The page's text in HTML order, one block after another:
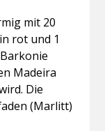
mit 20
rot und 1
Madeira
Die
(Marlitt)